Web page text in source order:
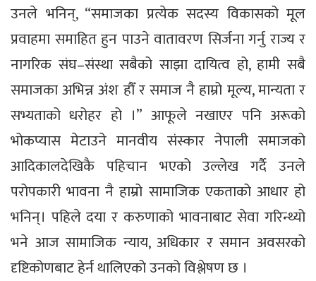
उनले भनिन्, “समाजका प्रत्येक सदस्य विकासको मूल
प्रवाहमा समाहित हुन पाउने वातावरण सिर्जना गर्नु राज्य र
नागरिक संघ–संस्था सबैको साझा दायित्व हो, हामी सबै
समाजका अभिन्न अंश हौँ र समाज नै हाम्रो मूल्य, मान्यता र
सभ्यताको धरोहर हो ।” आफूले नखाएर पनि अरूको
भोकप्यास मेटाउने मानवीय संस्कार नेपाली समाजको
आदिकालदेखिकै पहिचान भएको उल्लेख गर्दै उनले
परोपकारी भावना नै हाम्रो सामाजिक एकताको आधार हो
भनिन्। पहिले दया र करुणाको भावनाबाट सेवा गरिन्थ्यो
भने आज सामाजिक न्याय, अधिकार र समान अवसरको
दृष्टिकोणबाट हेर्न थालिएको उनको विश्लेषण छ ।